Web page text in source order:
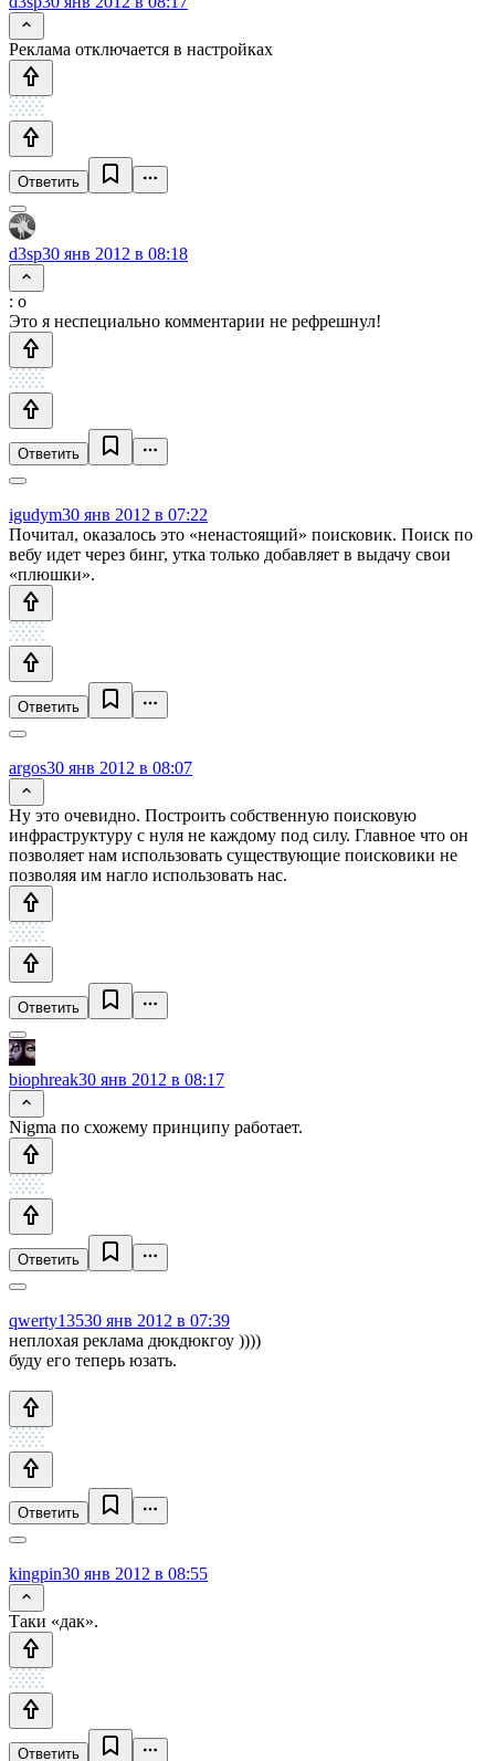
Реклама отключается в настройках
Ответить
d3sp30 янв 2012 в 08:18
: о
Это я неспециально комментарии не рефрешнул!
Ответить
igudym30 янв 2012 в 07:22
Почитал, оказалось это «ненастоящий» поисковик. Поиск по
вебу идет через бинг, утка только добавляет в выдачу свои
«плюшки».
Ответить
argos30 янв 2012 в 08:07
Ну это очевидно. Построить собственную поисковую
инфраструктуру с нуля не каждому под силу. Главное что он
позволяет нам использовать существующие поисковики не
позволяя им нагло использовать нас.
Ответить
biophreak30 янв 2012 в 08:17
Nigma по схожему принципу работает.
Ответить
qwerty13530 янв 2012 в 07:39
неплохая реклама дюкдюкгоу ))))
буду его теперь юзать.
Ответить
kingpin30 янв 2012 в 08:55
Таки «дак».
Ответить